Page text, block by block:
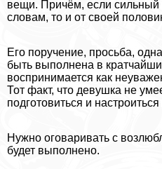
вещи. Причём, если сильный
словам, то и от своей
Его поручение, просьба,
быть выполнена в
воспринимается как
Тот факт, что дeвyшка не
подготовиться и
Нужно оговаривать с
будет выполнено.